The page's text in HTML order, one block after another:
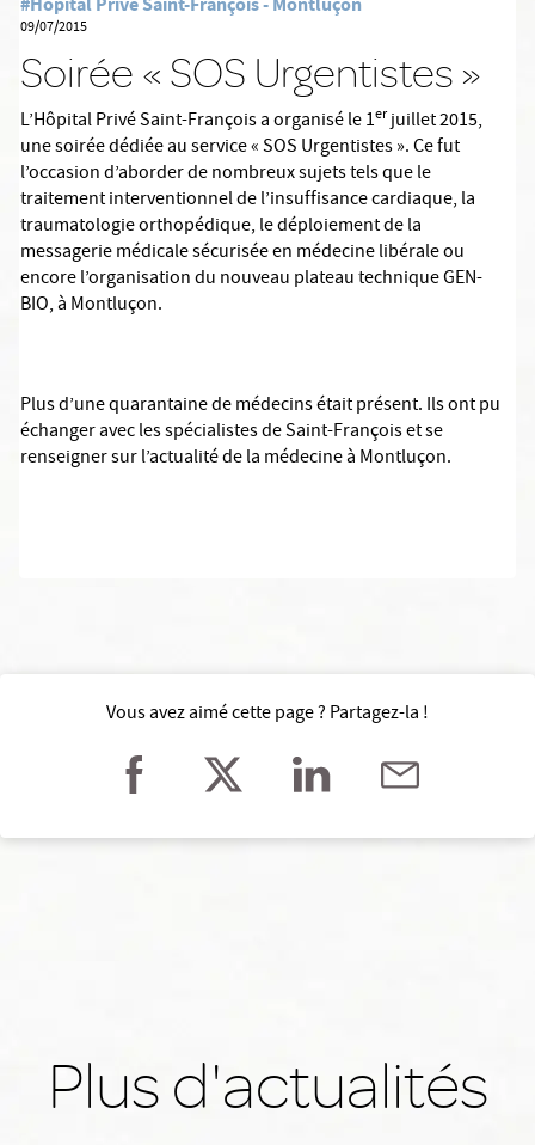
09/07/2015
Soirée « SOS Urgentistes »
L’Hôpital Privé Saint-François a organisé le 1erjuillet 2015,
une soirée dédiée au service « SOS Urgentistes ». Ce fut
l’occasion d’aborder de nombreux sujets tels que le
traitement interventionnel de l’insuffisance cardiaque, la
traumatologie orthopédique, le déploiement de la
messagerie médicale sécurisée en médecine libérale ou
encore l’organisation du nouveau plateau technique GEN-
BIO, à Montluçon.
Plus d’une quarantaine de médecins était présent. Ils ont pu
échanger avec les spécialistes de Saint-François et se
renseigner sur l’actualité de la médecine à Montluçon.
Vous avez aimé cette page ? Partagez-la !
Plus d'actualités